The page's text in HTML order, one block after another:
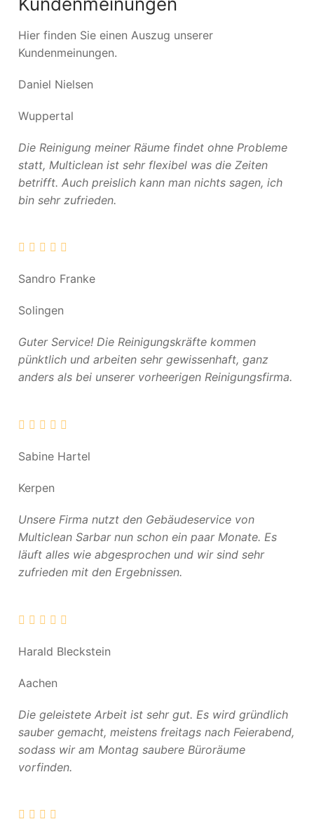
Hier finden Sie einen Auszug unserer
Kundenmeinungen.
Daniel Nielsen
Wuppertal
Die Reinigung meiner Räume findet ohne Probleme
statt, Multiclean ist sehr flexibel was die Zeiten
betrifft. Auch preislich kann man nichts sagen, ich
bin sehr zufrieden.
Sandro Franke
Solingen
Guter Service! Die Reinigungskräfte kommen
pünktlich und arbeiten sehr gewissenhaft, ganz
anders als bei unserer vorheerigen Reinigungsfirma.
Sabine Hartel
Kerpen
Unsere Firma nutzt den Gebäudeservice von
Multiclean Sarbar nun schon ein paar Monate. Es
läuft alles wie abgesprochen und wir sind sehr
zufrieden mit den Ergebnissen.
Harald Bleckstein
Aachen
Die geleistete Arbeit ist sehr gut. Es wird gründlich
sauber gemacht, meistens freitags nach Feierabend,
sodass wir am Montag saubere Büroräume
vorfinden.